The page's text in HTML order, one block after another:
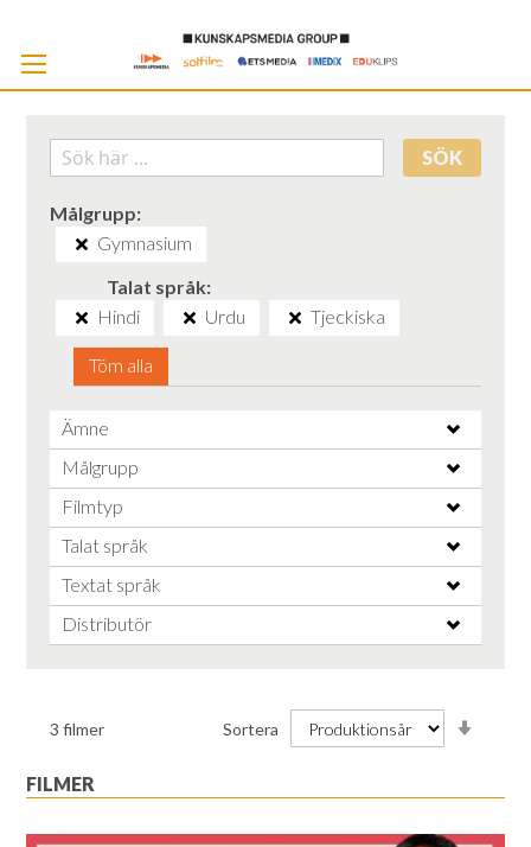
SÖK
Målgrupp
Gymnasium
Talat språk
Hindi
Urdu Tjeckiska
Töm alla
Ämne
Målgrupp
Filmtyp
Talat språk
Textat språk
Distributör
3 filmer Sortera
FILMER